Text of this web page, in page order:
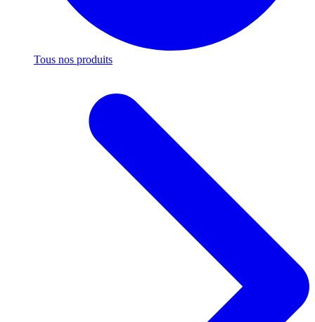
Tous nos produits